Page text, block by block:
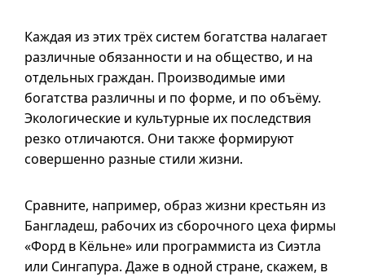
Каждая из этих трёх систем богатства налагает
различные обязанности и на общество, и на
отдельных граждан. Производимые ими
богатства различны и по форме, и по объёму.
Экологические и культурные их последствия
резко отличаются. Они также формируют
совершенно разные стили жизни.
Сравните, например, образ жизни крестьян из
Бангладеш, рабочих из сборочного цеха фирмы
«Форд в Кёльне» или программиста из Сиэтла
или Сингапура. Даже в одной стране, скажем, в